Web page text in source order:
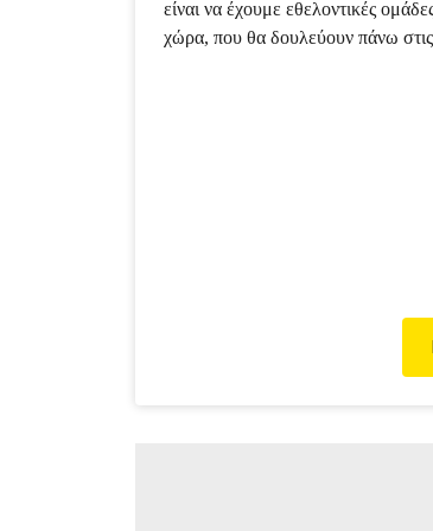
είναι να έχουμε εθελοντικές
χώρα, που θα δουλεύουν πάνω στις